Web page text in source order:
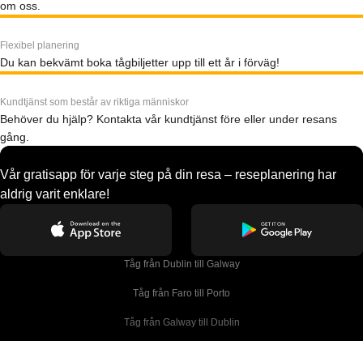
om oss.
Flexibel planering
Du kan bekvämt boka tågbiljetter upp till ett år i förväg!
Kundtjänst som består av riktiga människor
Behöver du hjälp? Kontakta vår kundtjänst före eller under resans
gång.
Vår gratisapp för varje steg på din resa – reseplanering har
aldrig varit enklare!
Tåg från Dublin till Galway
Tåg från Faro till Porto
Tåg från Galway till Dublin